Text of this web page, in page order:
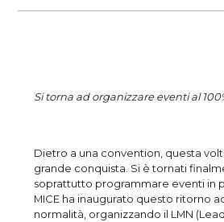
Si torna ad organizzare eventi al
Dietro a una convention, questa
grande conquista. Si è tornati
soprattutto programmare eventi in
MICE ha inaugurato questo ritorno
normalità, organizzando il LMN